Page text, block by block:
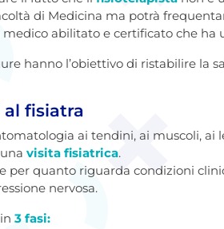
di Medicina ma potrà
medico abilitato e certificato che ha
hanno l’obiettivo di ristabilire la
fisiatra
ai tendini, ai muscoli,
visita fisiatrica.
per quanto riguarda condizioni
nervosa.
3 fasi: